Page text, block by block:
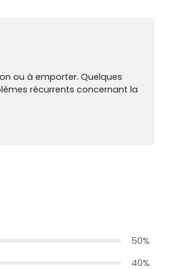
ou à emporter. Quelques
récurrents concernant la
50%
40%